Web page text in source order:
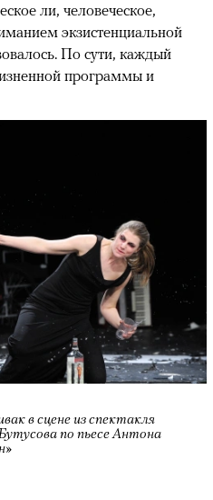
ли, человеческое,
экзистенциальной
По сути, каждый
программы и
в сцене из спектакля
по пьесе Антона